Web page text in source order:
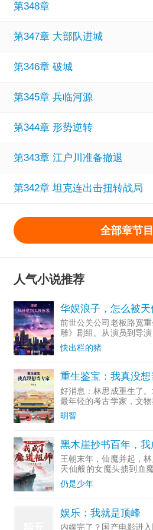
第348章
第347章 大部队进城
第346章 破城
第345章 兵临河源
第344章 形势逆转
第343章 江户川准备撤退
第342章 坦克连出击扭转战局
全部章节
人气小说推荐
华娱浪子，怎么被天
前世公关公司老板路宽
雕》剧组。从演员到导
至成为资...
快出栏的猪
重生鉴宝：我真没想
好消息：林思成重生了
最年轻的考古学家，文
头人。多...
眀智
黑木崖抄书百年，
王朝末年，仙魔并起，
天仙般的女魔头掳到血
一心只想做个好人，无
过藏书楼抄录变强。……
仍是少年
娱乐：我就是顶峰
内娱完了？国产电影进